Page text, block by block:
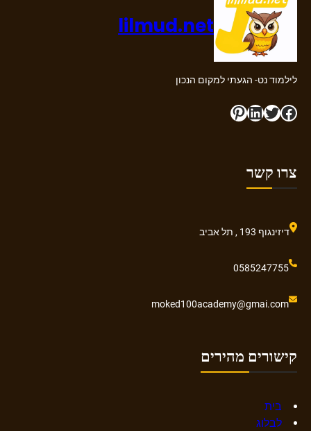
lilmud.net
לילמוד נט- הגעתי למקום הנכון
Facebook
Twitter
LinkedIn
Pinterest
צרו קשר
דיזינגוף 193 , תל אביב
0585247755
moked100academy@gmai.com
קישורים מהירים
בית
לבלוג